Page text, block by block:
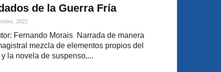
de la Guerra Fría
2022
Fernando Morais Narrada de manera
mezcla de elementos propios del
la novela de suspenso,...